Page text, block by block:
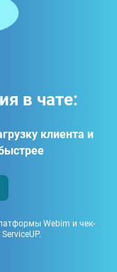
в чате:
клиента и
Webim и чек-